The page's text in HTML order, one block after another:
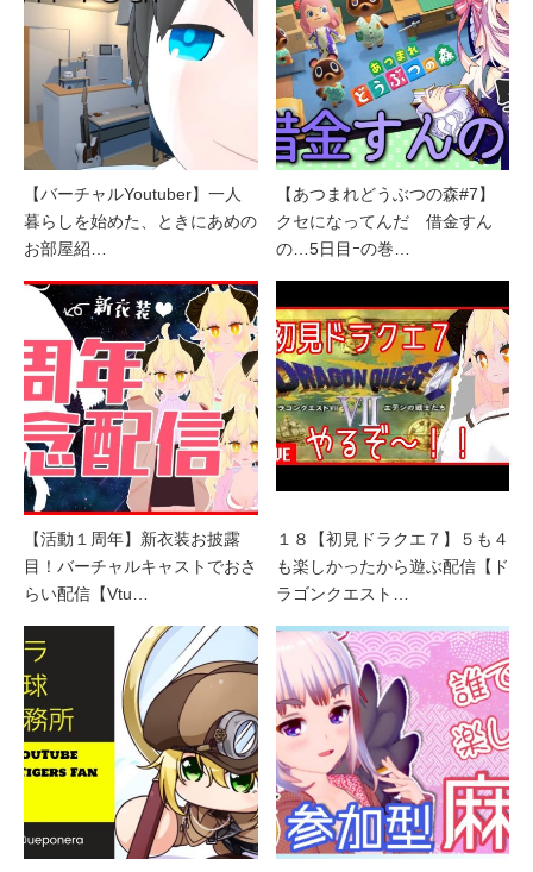
【バーチャルYoutuber】一人
暮らしを始めた、ときにあめの
お部屋紹…
【あつまれどうぶつの森#7】
クセになってんだ 借金すん
の…5日目ｰの巻…
【活動１周年】新衣装お披露
目！バーチャルキャストでおさ
らい配信【Vtu…
１８【初見ドラクエ７】５も４
も楽しかったから遊ぶ配信【ド
ラゴンクエスト…